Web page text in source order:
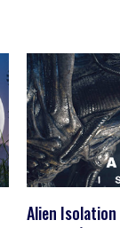
Alien